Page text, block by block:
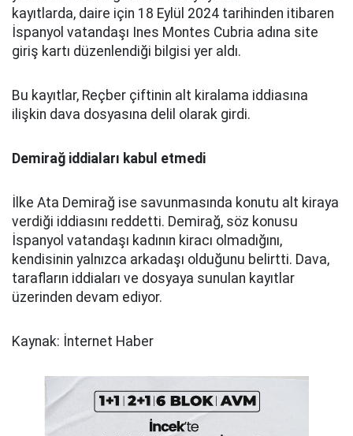
kayıtlarda, daire için 18 Eylül 2024 tarihinden itibaren
İspanyol vatandaşı Ines Montes Cubria adına site
giriş kartı düzenlendiği bilgisi yer aldı.
Bu kayıtlar, Reçber çiftinin alt kiralama iddiasına
ilişkin dava dosyasına delil olarak girdi.
Demirağ iddiaları kabul etmedi
İlke Ata Demirağ ise savunmasında konutu alt kiraya
verdiği iddiasını reddetti. Demirağ, söz konusu
İspanyol vatandaşı kadının kiracı olmadığını,
kendisinin yalnızca arkadaşı olduğunu belirtti. Dava,
tarafların iddiaları ve dosyaya sunulan kayıtlar
üzerinden devam ediyor.
Kaynak: İnternet Haber